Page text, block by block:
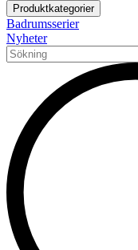
Produktkategorier
Badrumsserier
Nyheter